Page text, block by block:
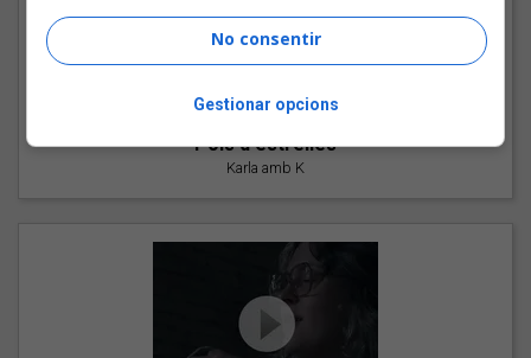
"Pols d'estrelles"
Karla amb K
No consentir
Gestionar opcions